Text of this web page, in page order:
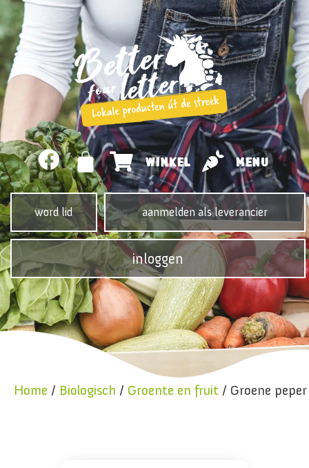
WINKEL MENU
word lid aanmelden als leverancier
inloggen
Home / Biologisch / Groente en fruit / Groene peper